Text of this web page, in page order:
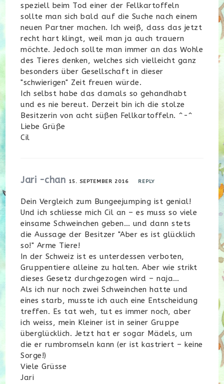
speziell beim Tod einer der Fellkartoffeln
sollte man sich bald auf die Suche nach einem
neuen Partner machen. Ich weiß, dass das jetzt
recht hart klingt, weil man ja auch trauern
möchte. Jedoch sollte man immer an das Wohle
des Tieres denken, welches sich vielleicht ganz
besonders über Gesellschaft in dieser
"schwierigen" Zeit freuen würde.
Ich selbst habe das damals so gehandhabt
und es nie bereut. Derzeit bin ich die stolze
Besitzerin von acht süßen Fellkartoffeln. ^-^
Liebe Grüße
Cil
Jari -chan 15. SEPTEMBER 2016 REPLY
Dein Vergleich zum Bungeejumping ist genial!
Und ich schliesse mich Cil an – es muss so viele
einsame Schweinchen geben… und dann stets
die Aussage der Besitzer "Aber es ist glücklich
so!" Arme Tiere!
In der Schweiz ist es unterdessen verboten,
Gruppentiere alleine zu halten. Aber wie strikt
dieses Gesetz durchgezogen wird – naja…
Als ich nur noch zwei Schweinchen hatte und
eines starb, musste ich auch eine Entscheidung
treffen. Es tat weh, tut es immer noch, aber
ich weiss, mein Kleiner ist in seiner Gruppe
überglücklich. Jetzt hat er sogar Mädels, um
die er rumbromseln kann (er ist kastriert – keine
Sorge!)
Viele Grüsse
Jari